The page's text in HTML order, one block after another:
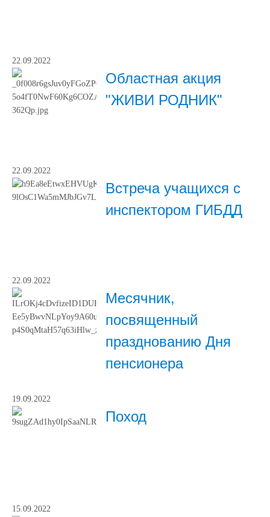
22.09.2022
Областная акция
"ЖИВИ РОДНИК"
22.09.2022
Встреча учащихся с
инспектором ГИБДД
22.09.2022
Месячник,
посвященный
празднованию Дня
пенсионера
19.09.2022
Поход
15.09.2022